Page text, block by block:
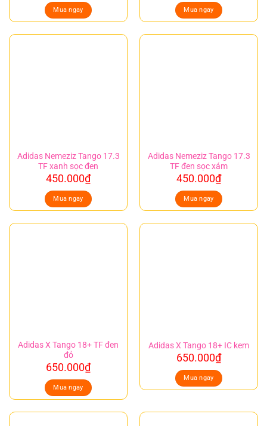
Mua ngay Mua ngay
Adidas Nemeziz Tango 17.3
TF xanh sọc đen
450.000₫
Mua ngay
Adidas Nemeziz Tango 17.3
TF đen sọc xám
450.000₫
Mua ngay
Adidas X Tango 18+ TF đen
đỏ
650.000₫
Mua ngay
Adidas X Tango 18+ IC kem
650.000₫
Mua ngay